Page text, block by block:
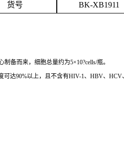
货号 BK-XB1911
制备而来，细胞总量约为5×10?cells/瓶。
可达90%以上，且不含有HIV-1、HBV、HCV